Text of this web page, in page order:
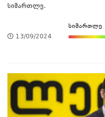
სიმართლე.
13/09/2024
სიმართლე